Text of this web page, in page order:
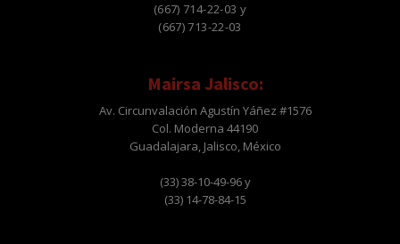
(667) 714-22-03 y
(667) 713-22-03
Mairsa Jalisco:
Av. Circunvalación Agustín Yáñez #1576
Col. Moderna 44190
Guadalajara, Jalisco, México
(33) 38-10-49-96 y
(33) 14-78-84-15